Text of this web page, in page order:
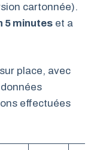
cartonnée).
5 minutes et a
place, avec
effectuées